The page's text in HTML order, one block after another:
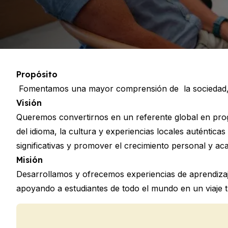
Programa 50+
Preparación para el examen
Preparación para el examen
Lecciones privadas
Curso nocturno en grupo
Programa 50+
Preparación para el examen
Lecciones privadas
Escuela de español de Buenos
Clases grupales de español
Propósito
Fomentamos una mayor comprensión de la
Visión
Queremos convertirnos en un referente global en
del idioma, la cultura y experiencias locales
significativas y promover el crecimiento personal y
Misión
Desarrollamos y ofrecemos experiencias de
apoyando a estudiantes de todo el mundo en un